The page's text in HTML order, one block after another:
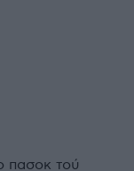
πασοκ τού